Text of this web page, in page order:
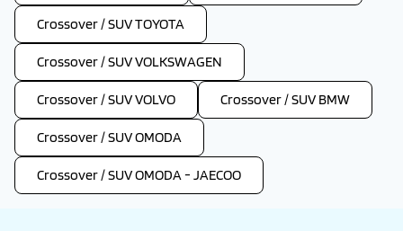
Crossover / SUV TOYOTA
Crossover / SUV VOLKSWAGEN
Crossover / SUV VOLVO Crossover / SUV BMW
Crossover / SUV OMODA
Crossover / SUV OMODA - JAECOO